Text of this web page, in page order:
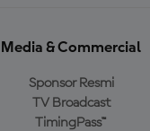
Media & Commercial
Sponsor Resmi
TV Broadcast
TimingPass™